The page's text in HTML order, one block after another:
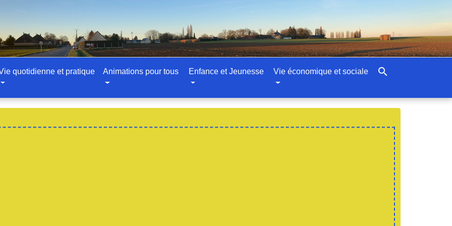
quotidienne et pratique Animations pour tous Enfance et Jeunesse Vie économique et sociale search